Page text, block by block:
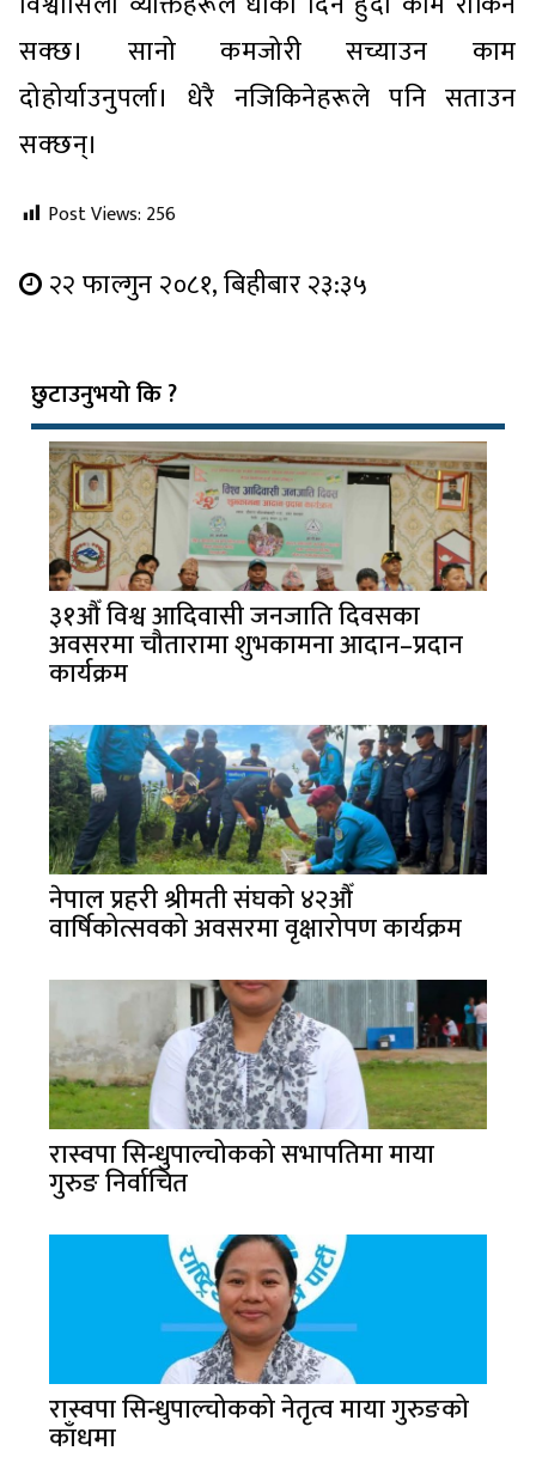
सक्छ। सानो कमजोरी सच्याउन काम
दोहोर्याउनुपर्ला। धेरै नजिकिनेहरूले पनि सताउन
सक्छन्।
Post Views: 256
२२ फाल्गुन २०८१, बिहीबार २३:३५
छुटाउनुभयो कि ?
३१औँ विश्व आदिवासी जनजाति दिवसका
अवसरमा चौतारामा शुभकामना आदान–प्रदान
कार्यक्रम
नेपाल प्रहरी श्रीमती संघको ४२औँ
वार्षिकोत्सवको अवसरमा वृक्षारोपण कार्यक्रम
रास्वपा सिन्धुपाल्चोकको सभापतिमा माया
गुरुङ निर्वाचित
रास्वपा सिन्धुपाल्चोकको नेतृत्व माया गुरुङको
काँधमा